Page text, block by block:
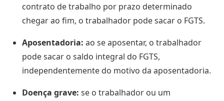
contrato de trabalho por prazo determinado
chegar ao fim, o trabalhador pode sacar o FGTS.
Aposentadoria: ao se aposentar, o trabalhador
pode sacar o saldo integral do FGTS,
independentemente do motivo da aposentadoria.
Doença grave: se o trabalhador ou um